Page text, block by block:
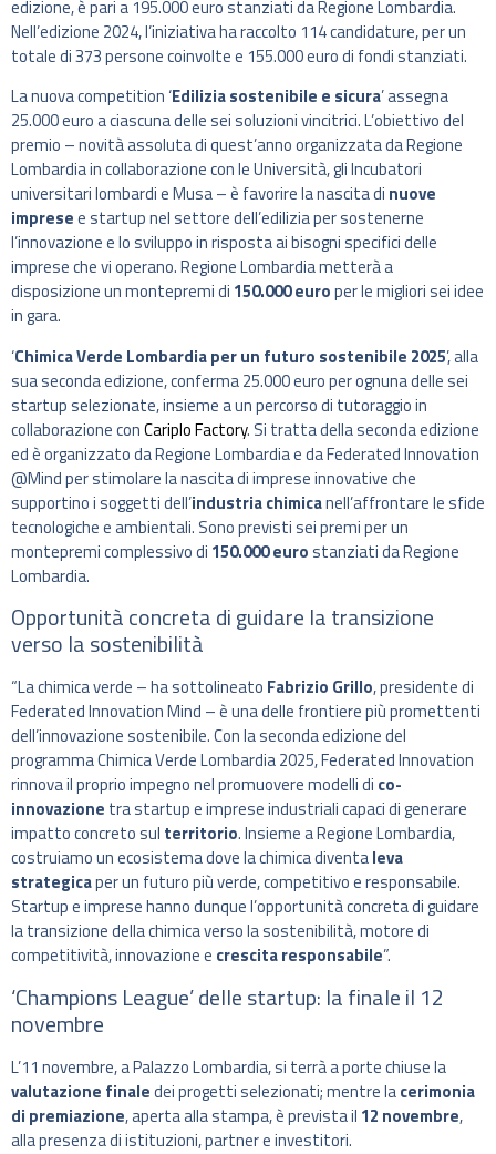
edizione, è pari a 195.000 euro stanziati da Regione Lombardia.
Nell’edizione 2024, l’iniziativa ha raccolto 114 candidature, per un
totale di 373 persone coinvolte e 155.000 euro di fondi stanziati.
La nuova competition ‘Edilizia sostenibile e sicura’ assegna
25.000 euro a ciascuna delle sei soluzioni vincitrici. L’obiettivo del
premio – novità assoluta di quest’anno organizzata da Regione
Lombardia in collaborazione con le Università, gli Incubatori
universitari lombardi e Musa – è favorire la nascita di nuove
impresee startup nel settore dell’edilizia per sostenerne
l’innovazione e lo sviluppo in risposta ai bisogni specifici delle
imprese che vi operano. Regione Lombardia metterà a
disposizione un montepremi di 150.000 europer le migliori sei idee
in gara.
‘Chimica Verde Lombardia per un futuro sostenibile 2025’, alla
sua seconda edizione, conferma 25.000 euro per ognuna delle sei
startup selezionate, insieme a un percorso di tutoraggio in
collaborazione conCariplo Factory. Si tratta della seconda edizione
ed è organizzato da Regione Lombardia e da Federated Innovation
@Mind per stimolare la nascita di imprese innovative che
supportino i soggetti dell’industria chimicanell’affrontare le sfide
tecnologiche e ambientali. Sono previsti sei premi per un
montepremi complessivo di 150.000 eurostanziati da Regione
Lombardia.
Opportunità concreta di guidare la transizione
verso la sostenibilità
“La chimica verde – ha sottolineato Fabrizio Grillo, presidente di
Federated Innovation Mind – è una delle frontiere più promettenti
dell’innovazione sostenibile. Con la seconda edizione del
programma Chimica Verde Lombardia 2025, Federated Innovation
rinnova il proprio impegno nel promuovere modelli di co-
innovazione tra startup e imprese industriali capaci di generare
impatto concreto sul territorio. Insieme a Regione Lombardia,
costruiamo un ecosistema dove la chimica diventaleva
strategicaper un futuro più verde, competitivo e responsabile.
Startup e imprese hanno dunque l’opportunità concreta di guidare
la transizione della chimica verso la sostenibilità, motore di
competitività, innovazione e crescita responsabile”.
‘Champions League’ delle startup: la finale il 12
novembre
L’11 novembre, a Palazzo Lombardia, si terrà a porte chiuse la
valutazione finaledei progetti selezionati; mentre lacerimonia
di premiazione, aperta alla stampa, è prevista il 12 novembre,
alla presenza di istituzioni, partner e investitori.